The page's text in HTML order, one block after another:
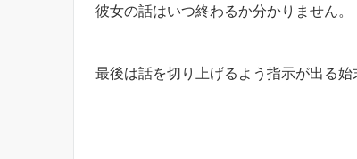
彼女の話はいつ終わるか分かりません。
最後は話を切り上げるよう指示が出る始